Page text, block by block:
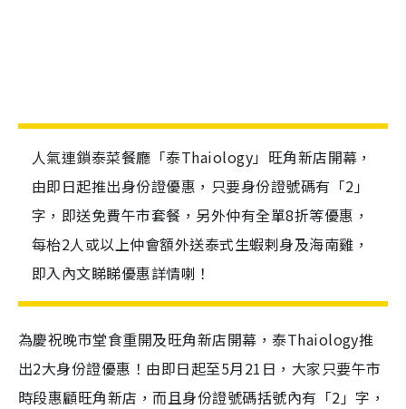
人氣連鎖泰菜餐廳「泰Thaiology」旺角新店開幕，
由即日起推出身份證優惠，只要身份證號碼有「2」
字，即送免費午市套餐，另外仲有全單8折等優惠，
每枱2人或以上仲會額外送泰式生蝦剌身及海南雞，
即入內文睇睇優惠詳情喇！
為慶祝晚市堂食重開及旺角新店開幕，泰Thaiology推
出2大身份證優惠！由即日起至5月21日，大家只要午市
時段惠顧旺角新店，而且身份證號碼括號內有「2」字，